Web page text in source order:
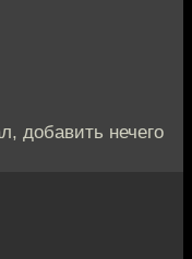
добавить нечего